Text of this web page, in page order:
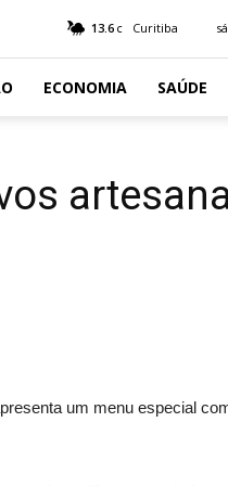
13.6 C Curitiba
ECONOMIA SAÚDE
um menu especial